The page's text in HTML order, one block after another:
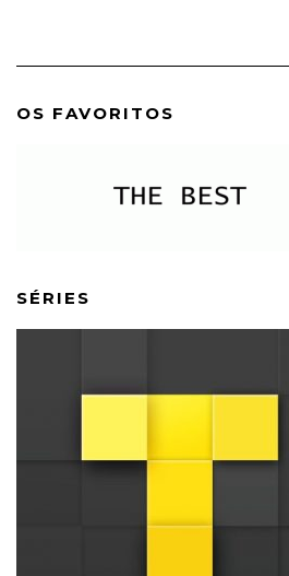
OS FAVORITOS
SÉRIES